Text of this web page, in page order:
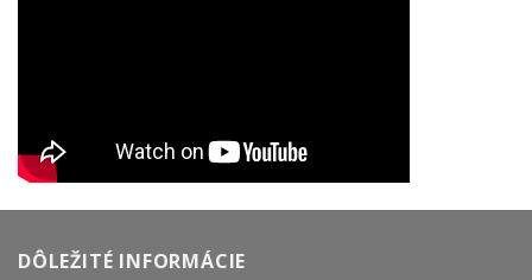
DÔLEŽITÉ INFORMÁCIE